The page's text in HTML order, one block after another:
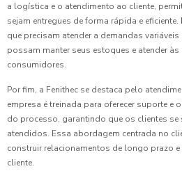
a logística e o atendimento ao cliente,
sejam entregues de forma rápida e
que precisam atender a demandas
possam manter seus estoques e atender
consumidores.
Por fim, a Fenithec se destaca pelo
empresa é treinada para oferecer suporte e
do processo, garantindo que os clientes se
atendidos. Essa abordagem centrada no
construir relacionamentos de longo prazo
cliente.